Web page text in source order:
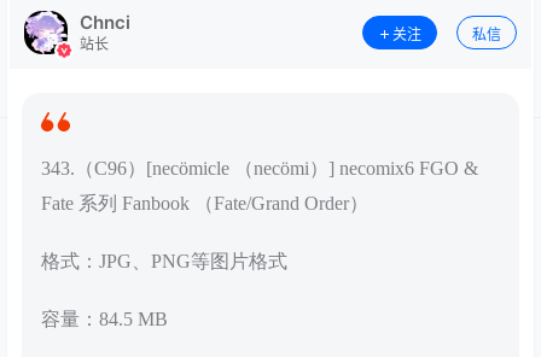
Chnci
站长
关注 私信
343.（C96）[necömicle （necömi）] necomix6 FGO &
Fate 系列 Fanbook （Fate/Grand Order）
格式：JPG、PNG等图片格式
容量：84.5 MB